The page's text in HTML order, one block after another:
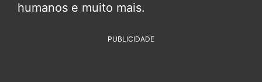
humanos e muito mais.
PUBLICIDADE